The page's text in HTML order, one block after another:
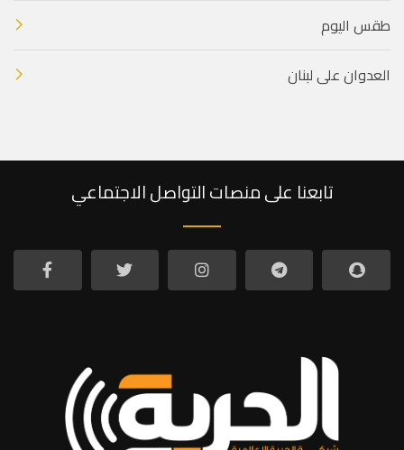
طقس اليوم
العدوان على لبنان
تابعنا على منصات التواصل الاجتماعي